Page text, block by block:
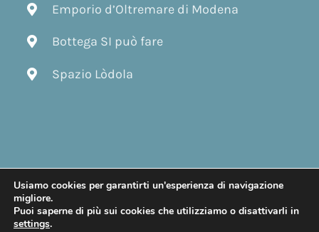
Emporio d’Oltremare di Modena
Bottega SI può fare
Spazio Lòdola
© Copyright 2019 -2026 | Design byGattafoni Design| Tutti i
Usiamo cookies per garantirti un'esperienza di navigazione
migliore.
Puoi saperne di più sui cookies che utilizziamo o disattivarli in
settings.